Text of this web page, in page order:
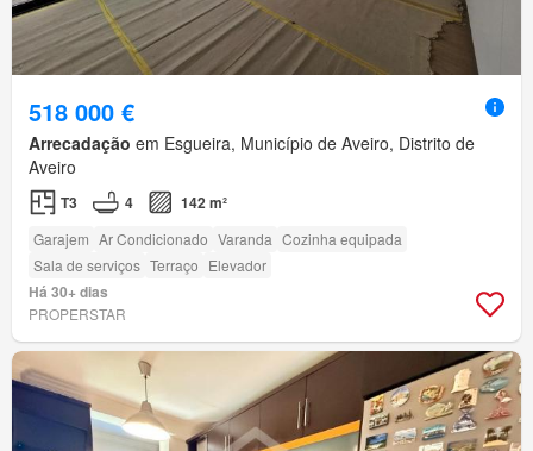
518 000 €
Arrecadação em Esgueira, Município de Aveiro, Distrito de
Aveiro
T3 4 142 m²
Garajem Ar Condicionado Varanda Cozinha equipada
Sala de serviços Terraço Elevador
Há 30+ dias
PROPERSTAR